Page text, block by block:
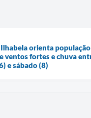
orienta
ventos fortes e chuva
e sábado (8)